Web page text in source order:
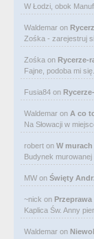
W Łodzi, obok
Waldemar on
Zośka - zarejestruj
Zośka on Rycerze-
Fajne, podoba mi
Fusia84 on
Waldemar on A co
Na Słowacji w
robert on W
Budynek
MW on Święty
~nick on
Kaplica Św. Anny
Waldemar on